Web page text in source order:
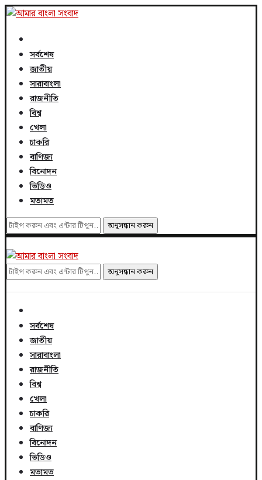
সর্বশেষ
জাতীয়
সারাবাংলা
রাজনীতি
বিশ্ব
খেলা
চাকরি
বাণিজ্য
বিনোদন
ভিডিও
মতামত
অনুসন্ধান করুন
অনুসন্ধান করুন
সর্বশেষ
জাতীয়
সারাবাংলা
রাজনীতি
বিশ্ব
খেলা
চাকরি
বাণিজ্য
বিনোদন
ভিডিও
মতামত